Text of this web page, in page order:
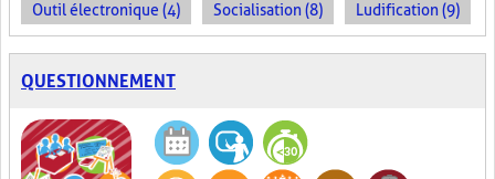
Outil électronique (4) Socialisation (8) Ludification (9)
QUESTIONNEMENT